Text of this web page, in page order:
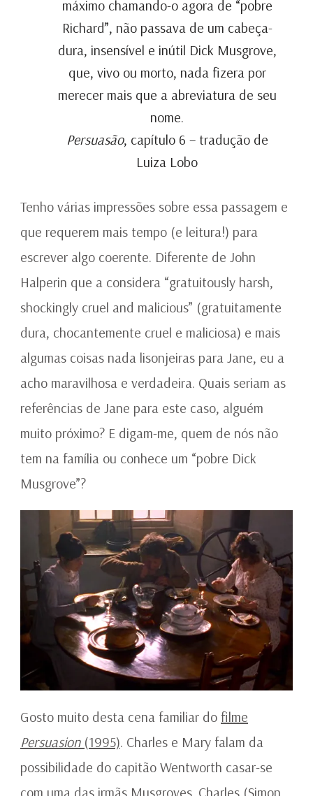
máximo chamando-o agora de “pobre
Richard”, não passava de um cabeça-
dura, insensível e inútil Dick Musgrove,
que, vivo ou morto, nada fizera por
merecer mais que a abreviatura de seu
nome.
Persuasão, capítulo 6 – tradução de
Luiza Lobo
Tenho várias impressões sobre essa passagem e
que requerem mais tempo (e leitura!) para
escrever algo coerente. Diferente de John
Halperin que a considera “gratuitously harsh,
shockingly cruel and malicious” (gratuitamente
dura, chocantemente cruel e maliciosa) e mais
algumas coisas nada lisonjeiras para Jane, eu a
acho maravilhosa e verdadeira. Quais seriam as
referências de Jane para este caso, alguém
muito próximo? E digam-me, quem de nós não
tem na família ou conhece um “pobre Dick
Musgrove”?
Gosto muito desta cena familiar do filme
Persuasion(1995). Charles e Mary falam da
possibilidade do capitão Wentworth casar-se
com uma das irmãs Musgroves. Charles (Simon